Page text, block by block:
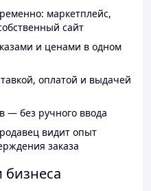
маркетплейс,
сайт
и ценами в одном
оплатой и выдачей
— без ручного ввода
видит опыт
заказа